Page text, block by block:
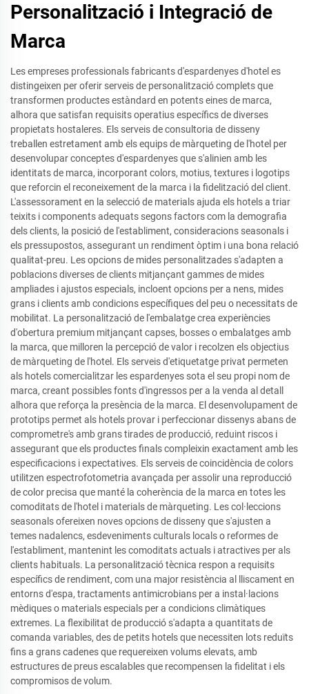
Personalització i Integració de
Marca
Les empreses professionals fabricants d'espardenyes d'hotel es
distingeixen per oferir serveis de personalització complets que
transformen productes estàndard en potents eines de marca,
alhora que satisfan requisits operatius específics de diverses
propietats hostaleres. Els serveis de consultoria de disseny
treballen estretament amb els equips de màrqueting de l'hotel per
desenvolupar conceptes d'espardenyes que s'alinien amb les
identitats de marca, incorporant colors, motius, textures i logotips
que reforcin el reconeixement de la marca i la fidelització del client.
L'assessorament en la selecció de materials ajuda els hotels a triar
teixits i components adequats segons factors com la demografia
dels clients, la posició de l'establiment, consideracions seasonals i
els pressupostos, assegurant un rendiment òptim i una bona relació
qualitat-preu. Les opcions de mides personalitzades s'adapten a
poblacions diverses de clients mitjançant gammes de mides
ampliades i ajustos especials, incloent opcions per a nens, mides
grans i clients amb condicions específiques del peu o necessitats de
mobilitat. La personalització de l'embalatge crea experiències
d'obertura premium mitjançant capses, bosses o embalatges amb
la marca, que milloren la percepció de valor i recolzen els objectius
de màrqueting de l'hotel. Els serveis d'etiquetatge privat permeten
als hotels comercialitzar les espardenyes sota el seu propi nom de
marca, creant possibles fonts d'ingressos per a la venda al detall
alhora que reforça la presència de la marca. El desenvolupament de
prototips permet als hotels provar i perfeccionar dissenys abans de
comprometre's amb grans tirades de producció, reduint riscos i
assegurant que els productes finals compleixin exactament amb les
especificacions i expectatives. Els serveis de coincidència de colors
utilitzen espectrofotometria avançada per assolir una reproducció
de color precisa que manté la coherència de la marca en totes les
comoditats de l'hotel i materials de màrqueting. Les col·leccions
seasonals ofereixen noves opcions de disseny que s'ajusten a
temes nadalencs, esdeveniments culturals locals o reformes de
l'establiment, mantenint les comoditats actuals i atractives per als
clients habituals. La personalització tècnica respon a requisits
específics de rendiment, com una major resistència al lliscament en
entorns d'espa, tractaments antimicrobians per a instal·lacions
mèdiques o materials especials per a condicions climàtiques
extremes. La flexibilitat de producció s'adapta a quantitats de
comanda variables, des de petits hotels que necessiten lots reduïts
fins a grans cadenes que requereixen volums elevats, amb
estructures de preus escalables que recompensen la fidelitat i els
compromisos de volum.